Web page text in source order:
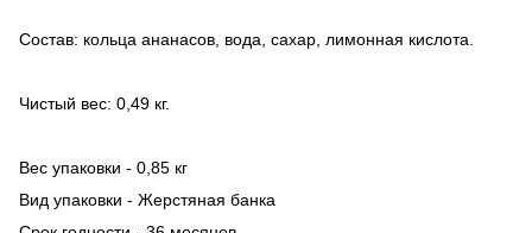
Состав: кольца ананасов, вода, сахар, лимонная кислота.
Чистый вес: 0,49 кг.
Вес упаковки - 0,85 кг
Вид упаковки - Жерстяная банка